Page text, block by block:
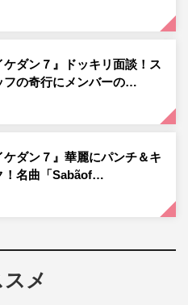
サイト「エムキャス」
も同時配信
馬、諸星翔希、森田美勇
妻怜央）
本浩司、関太）
ケダン７』ドッキリ面談！ス
フの奇行にメンバーの…
ケダン７』華麗にパンチ＆キ
！名曲「Sabãof…
メ